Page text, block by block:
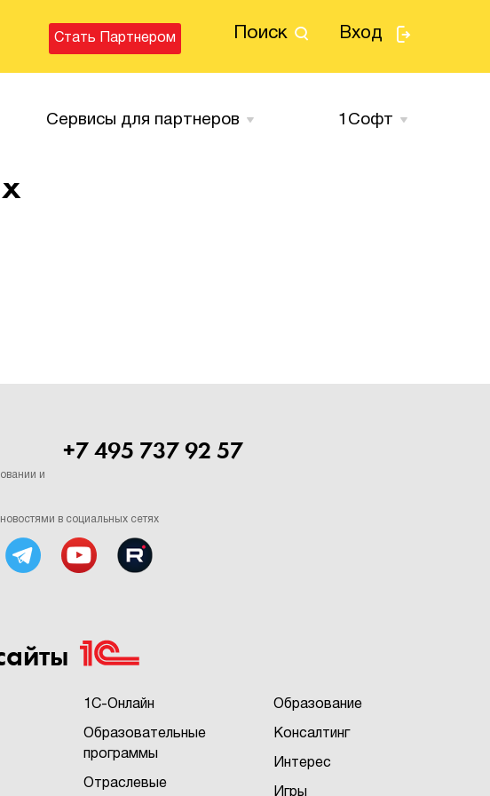
Поиск Вход
Стать Партнером
Сервисы для партнеров 1Cофт
+7 495 737 92 57
и
в социальных сетях
1С-Онлайн
Образовательные
программы
Отраслевые
Образование
Консалтинг
Интерес
Игры